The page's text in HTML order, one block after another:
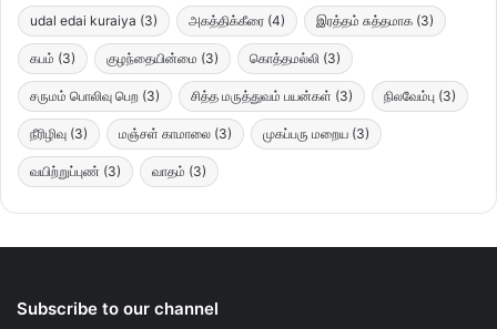
udal edai kuraiya (3) அகத்திக்கீரை (4) இரத்தம் சுத்தமாக (3)
கபம் (3) குழந்தையின்மை (3) கொத்தமல்லி (3)
சருமம் பொலிவு பெற (3) சித்த மருத்துவம் பயன்கள் (3) நிலவேம்பு (3)
நீரிழிவு (3) மஞ்சள் காமாலை (3) முகப்பரு மறைய (3)
வயிற்றுப்புண் (3) வாதம் (3)
Subscribe to our channel